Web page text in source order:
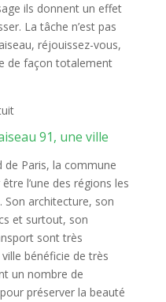
ils donnent un effet
La tâche n’est pas
réjouissez-vous,
de façon totalement
91, une ville
de Paris, la commune
l’une des régions les
Son architecture, son
et surtout, son
sont très
bénéficie de très
un nombre de
préserver la beauté